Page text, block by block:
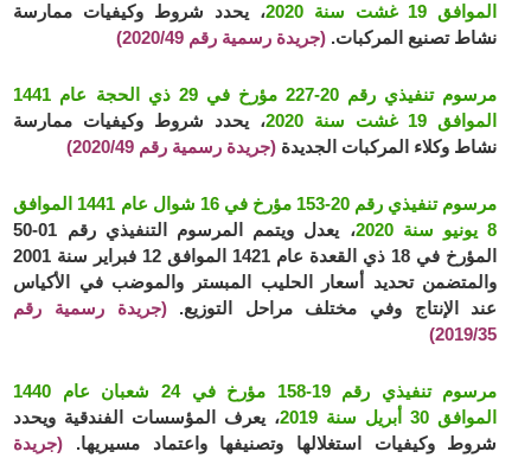
الموافق 19 غشت سنة 2020
، يحدد شروط وكيفيات ممارسة
نشاط تصنيع المركبات. (جريدة رسمية رقم 2020/49)
مرسوم تنفيذي رقم 20-227 مؤرخ في 29 ذي الحجة عام 1441
الموافق 19 غشت سنة 2020
، يحدد شروط وكيفيات ممارسة
نشاط وكلاء المركبات الجديدة (جريدة رسمية رقم 2020/49)
مرسوم تنفيذي رقم 20-153 مؤرخ في 16 شوال عام 1441 الموافق
8 يونيو سنة 2020
، يعدل ويتمم المرسوم التنفيذي رقم 01-50
المؤرخ في 18 ذي القعدة عام 1421 الموافق 12 فبراير سنة 2001
والمتضمن تحديد أسعار الحليب المبستر والموضب في الأكياس
عند الإنتاج وفي مختلف مراحل التوزيع.(جريدة رسمية رقم
2019/35)
مرسوم تنفيذي رقم 19-158 مؤرخ في 24 شعبان عام 1440
الموافق 30 أبريل سنة 2019
، يعرف المؤسسات الفندقية ويحدد
شروط وكيفيات استغلالها وتصنيفها واعتماد مسيريها. (جريدة